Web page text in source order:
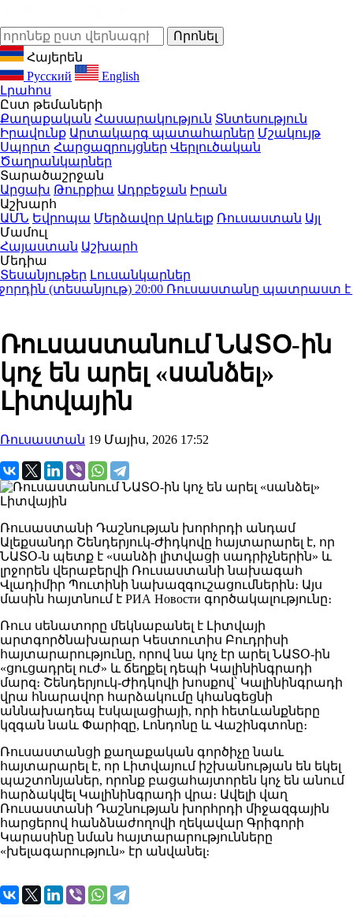
Հայերեն
Русский
English
Լրահոս
Ըստ թեմաների
Քաղաքական Հասարակություն Տնտեսություն
Իրավունք Արտակարգ պատահարներ Մշակույթ
Սպորտ Հարցազրույցներ Վերլուծական
Ծաղրանկարներ
Տարածաշրջան
Արցախ Թուրքիա Ադրբեջան Իրան
Աշխարհ
ԱՄՆ Եվրոպա Մերձավոր Արևելք Ռուսաստան Այլ
Մամուլ
Հայաստան Աշխարհ
Մեդիա
Տեսանյութեր Լուսանկարներ
(տեսանյութ)20:00Ռուսաստանը պատրաստ է
Ռուսաստանում ՆԱՏՕ-ին
կոչ են արել «սանձել»
Լիտվային
Ռուսաստան 19 Մայիս, 2026 17:52
Ռուսաստանի Դաշնության խորհրդի անդամ
Ալեքսանդր Շենդերյուկ-Ժիդկովը հայտարարել է, որ
ՆԱՏՕ-ն պետք է «սանձի լիտվացի սադրիչներին» և
լրջորեն վերաբերվի Ռուսաստանի նախագահ
Վլադիմիր Պուտինի նախազգուշացումներին։ Այս
մասին հայտնում է РИА Новости գործակալությունը։
Ռուս սենատորը մեկնաբանել է Լիտվայի
արտգործնախարար Կեստուտիս Բուդրիսի
հայտարարությունը, որով նա կոչ էր արել ՆԱՏՕ-ին
«ցուցադրել ուժ» և ճեղքել դեպի Կալինինգրադի
մարզ։ Շենդերյուկ-Ժիդկովի խոսքով՝ Կալինինգրադի
վրա հնարավոր հարձակումը կհանգեցնի
աննախադեպ էսկալացիայի, որի հետևանքները
կզգան նաև Փարիզը, Լոնդոնը և Վաշինգտոնը։
Ռուսաստանցի քաղաքական գործիչը նաև
հայտարարել է, որ Լիտվայում իշխանության են եկել
պաշտոնյաներ, որոնք բացահայտորեն կոչ են անում
հարձակվել Կալինինգրադի վրա։ Ավելի վաղ
Ռուսաստանի Դաշնության խորհրդի միջազգային
հարցերով հանձնաժողովի ղեկավար Գրիգորի
Կարասինը նման հայտարարությունները
«խելագարություն» էր անվանել։